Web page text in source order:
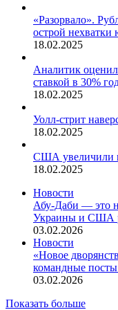
«Разорвало».
острой нехватки
18.02.2025
Аналитик
ставкой в 30%
18.02.2025
Уолл-стрит
18.02.2025
США увеличили
18.02.2025
Новости
Абу-Даби — это
Украины и США
03.02.2026
Новости
«Новое
командные
03.02.2026
Показать больше